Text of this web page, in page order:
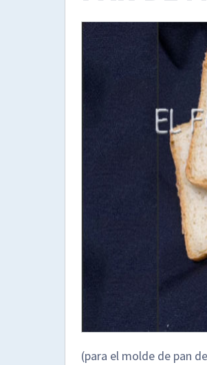
(para el molde de pan